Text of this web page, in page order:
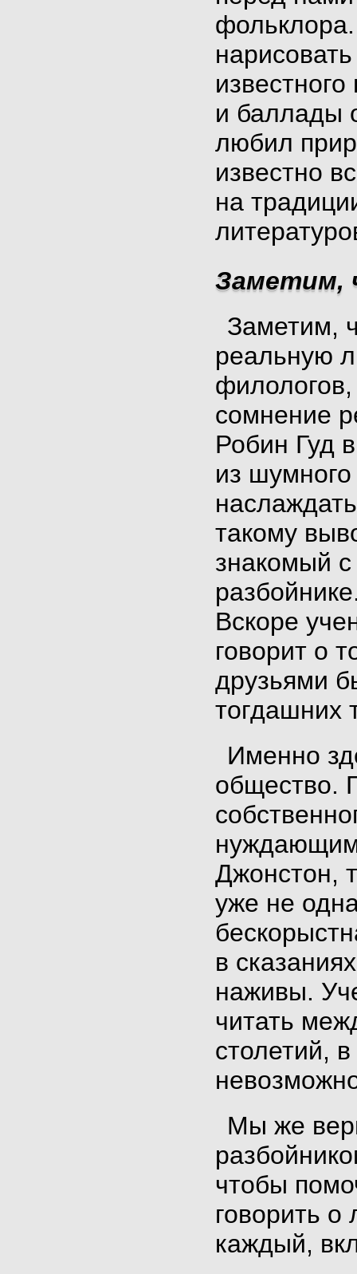
и баллады
любил
известно
на
Заметим,
Заметим,
реальную
филологов,
сомнение
Робин Гуд
из шумного
такому
знакомый
Вскоре
говорит о
друзьями
тогдашних
Именно
общество.
Джонстон,
уже не
в
наживы.
читать
столетий,
Мы же
чтобы
говорить
каждый,